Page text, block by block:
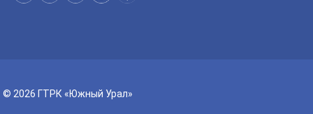
© 2026 ГТРК «Южный Урал»